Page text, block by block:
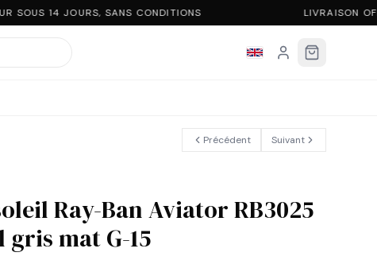
SOUS 14 JOURS, SANS CONDITIONS LIVRAISON
Précédent Suivant
Ray-Ban Aviator RB3025
gris mat G-15